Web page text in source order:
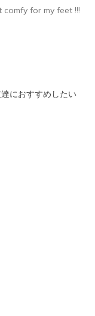
for my feet !!!
におすすめしたい